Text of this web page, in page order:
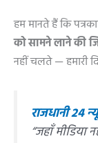
हम मानते हैं कि
को सामने लाने की
नहीं चलते — हमारी
राजधानी 24
“जहाँ मीडिया